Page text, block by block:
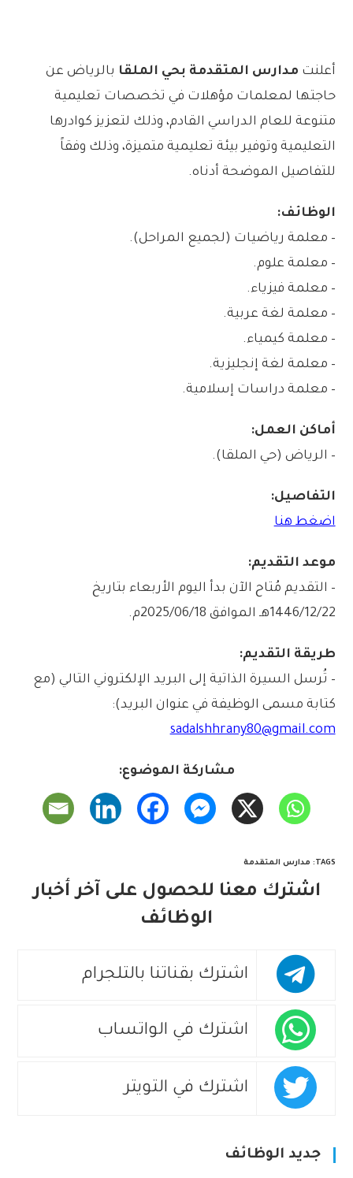
أعلنت مدارس المتقدمة بحي الملقا بالرياض عن
حاجتها لمعلمات مؤهلات في تخصصات تعليمية
متنوعة للعام الدراسي القادم، وذلك لتعزيز كوادرها
التعليمية وتوفير بيئة تعليمية متميزة، وذلك وفقاً
للتفاصيل الموضحة أدناه.
الوظائف:
– معلمة رياضيات (لجميع المراحل).
– معلمة علوم.
– معلمة فيزياء.
– معلمة لغة عربية.
– معلمة كيمياء.
– معلمة لغة إنجليزية.
– معلمة دراسات إسلامية.
أماكن العمل:
– الرياض (حي الملقا).
التفاصيل:
اضغط هنا
موعد التقديم:
– التقديم مُتاح الآن بدأ اليوم الأربعاء بتاريخ
1446/12/22هـ الموافق 2025/06/18م.
طريقة التقديم:
– تُرسل السيرة الذاتية إلى البريد الإلكتروني التالي (مع
كتابة مسمى الوظيفة في عنوان البريد):
sadalshhrany80@gmail.com
مشاركة الموضوع:
TAGS
: مدارس المتقدمة
اشترك معنا للحصول على آخر أخبار
الوظائف
اشترك بقناتنا بالتلجرام
اشترك في الواتساب
اشترك في التويتر
جديد الوظائف